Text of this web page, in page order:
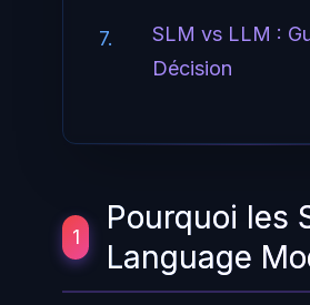
7.
SLM vs LLM :
Décision
1
Pourquoi les
Language